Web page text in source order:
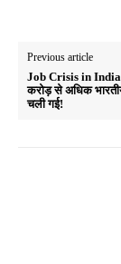
Previous article
Job Crisis in
करोड़ से अधिक
चली गई!